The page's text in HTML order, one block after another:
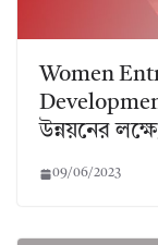
Women
উন্নয়নের
09/06/2023